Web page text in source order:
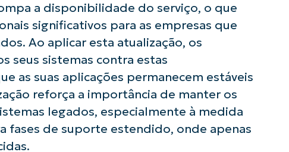
a disponibilidade do serviço, o que
significativos para as empresas que
Ao aplicar esta atualização, os
seus sistemas contra estas
as suas aplicações permanecem estáveis
reforça a importância de manter os
legados, especialmente à medida
fases de suporte estendido, onde apenas
Phone
number*
País
Company
name*